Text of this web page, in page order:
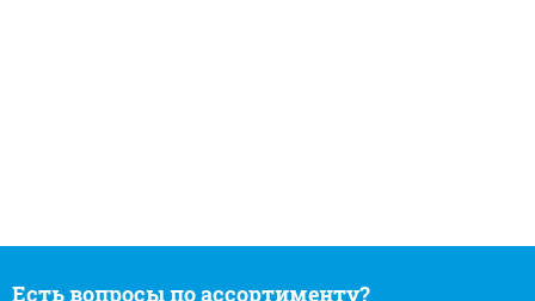
Есть вопросы по ассортименту?